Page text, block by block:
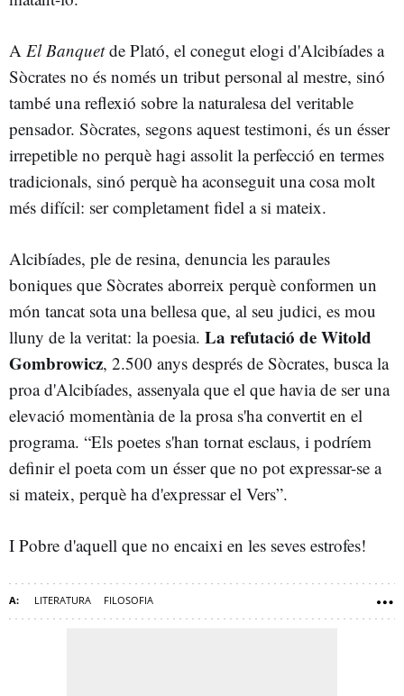
A El Banquetde Plató, el conegut elogi d'Alcibíades a
Sòcrates no és només un tribut personal al mestre, sinó
també una reflexió sobre la naturalesa del veritable
pensador. Sòcrates, segons aquest testimoni, és un ésser
irrepetible no perquè hagi assolit la perfecció en termes
tradicionals, sinó perquè ha aconseguit una cosa molt
més difícil: ser completament fidel a si mateix.
Alcibíades, ple de resina, denuncia les paraules
boniques que Sòcrates aborreix perquè conformen un
món tancat sota una bellesa que, al seu judici, es mou
lluny de la veritat: la poesia. La refutació de Witold
Gombrowicz, 2.500 anys després de Sòcrates, busca la
proa d'Alcibíades, assenyala que el que havia de ser una
elevació momentània de la prosa s'ha convertit en el
programa. “Els poetes s'han tornat esclaus, i podríem
definir el poeta com un ésser que no pot expressar-se a
si mateix, perquè ha d'expressar el Vers”.
I Pobre d'aquell que no encaixi en les seves estrofes!
LITERATURA FILOSOFIA